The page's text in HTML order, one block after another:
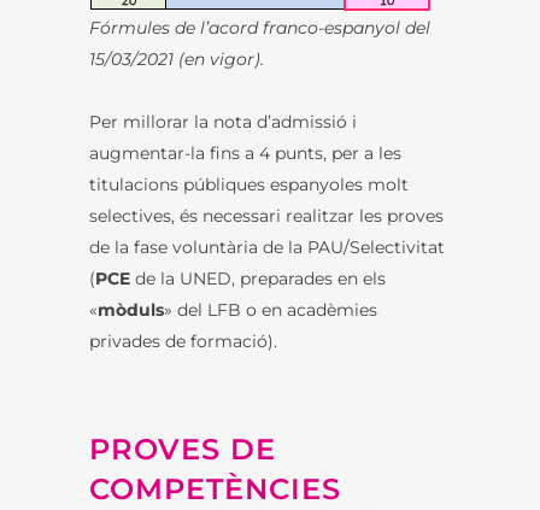
Fórmules de l’acord franco-espanyol del
15/03/2021 (en vigor).
Per millorar la nota d’admissió i
augmentar-la fins a 4 punts, per a les
titulacions públiques espanyoles molt
selectives, és necessari realitzar les proves
de la fase voluntària de la PAU/Selectivitat
(PCE de la UNED, preparades en els
«mòduls» del LFB o en acadèmies
privades de formació).
PROVES DE
COMPETÈNCIES